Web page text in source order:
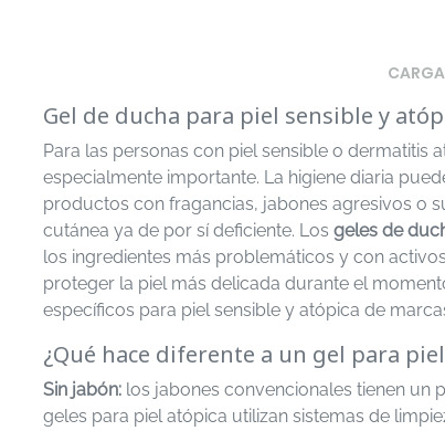
Gel de ducha para piel sensible y
Para las personas con piel sensible o dermatitis
especialmente importante. La higiene diaria
productos con fragancias, jabones agresivos o
cutánea ya de por sí deficiente. Los geles de
los ingredientes más problemáticos y con
proteger la piel más delicada durante el
específicos para piel sensible y atópica de
¿Qué hace diferente a un gel para
Sin jabón: los jabones convencionales tienen un
geles para piel atópica utilizan sistemas de